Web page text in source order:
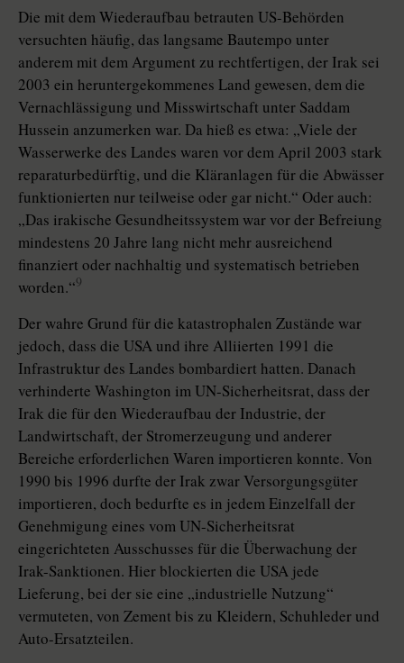
Die mit dem Wiederaufbau betrauten US-Behörden
versuchten häufig, das langsame Bautempo unter
anderem mit dem Argument zu rechtfertigen, der Irak sei
2003 ein heruntergekommenes Land gewesen, dem die
Vernachlässigung und Misswirtschaft unter Saddam
Hussein anzumerken war. Da hieß es etwa: „Viele der
Wasserwerke des Landes waren vor dem April 2003 stark
reparaturbedürftig, und die Kläranlagen für die Abwässer
funktionierten nur teilweise oder gar nicht.“ Oder auch:
„Das irakische Gesundheitssystem war vor der Befreiung
mindestens 20 Jahre lang nicht mehr ausreichend
finanziert oder nachhaltig und systematisch betrieben
worden.“9
Der wahre Grund für die katastrophalen Zustände war
jedoch, dass die USA und ihre Alliierten 1991 die
Infrastruktur des Landes bombardiert hatten. Danach
verhinderte Washington im UN-Sicherheitsrat, dass der
Irak die für den Wiederaufbau der Industrie, der
Landwirtschaft, der Stromerzeugung und anderer
Bereiche erforderlichen Waren importieren konnte. Von
1990 bis 1996 durfte der Irak zwar Versorgungsgüter
importieren, doch bedurfte es in jedem Einzelfall der
Genehmigung eines vom UN-Sicherheitsrat
eingerichteten Ausschusses für die Überwachung der
Irak-Sanktionen. Hier blockierten die USA jede
Lieferung, bei der sie eine „industrielle Nutzung“
vermuteten, von Zement bis zu Kleidern, Schuhleder und
Auto-Ersatzteilen.